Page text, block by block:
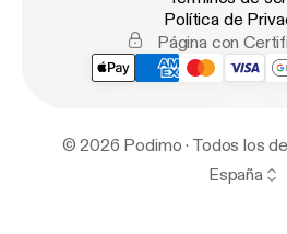
Política de
Página con
© 2026 Podimo · Todos los
España